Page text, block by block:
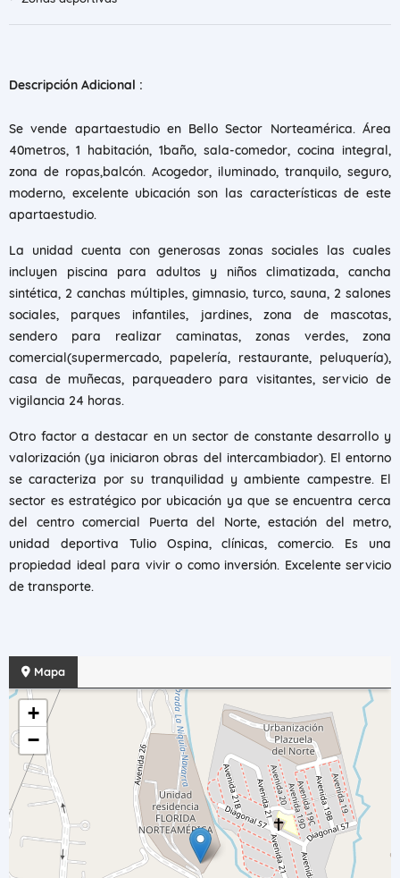
Descripción Adicional :
Se vende apartaestudio en Bello Sector Norteamérica. Área
40metros, 1 habitación, 1baño, sala-comedor, cocina integral,
zona de ropas,balcón. Acogedor, iluminado, tranquilo, seguro,
moderno, excelente ubicación son las características de este
apartaestudio.
La unidad cuenta con generosas zonas sociales las cuales
incluyen piscina para adultos y niños climatizada, cancha
sintética, 2 canchas múltiples, gimnasio, turco, sauna, 2 salones
sociales, parques infantiles, jardines, zona de mascotas,
sendero para realizar caminatas, zonas verdes, zona
comercial(supermercado, papelería, restaurante, peluquería),
casa de muñecas, parqueadero para visitantes, servicio de
vigilancia 24 horas.
Otro factor a destacar en un sector de constante desarrollo y
valorización (ya iniciaron obras del intercambiador). El entorno
se caracteriza por su tranquilidad y ambiente campestre. El
sector es estratégico por ubicación ya que se encuentra cerca
del centro comercial Puerta del Norte, estación del metro,
unidad deportiva Tulio Ospina, clínicas, comercio. Es una
propiedad ideal para vivir o como inversión. Excelente servicio
de transporte.
Mapa
+
−